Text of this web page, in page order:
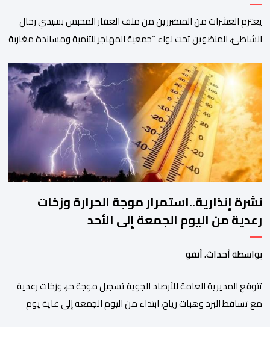
يعتزم العشرات من المتضررين من ملف العقار المحبس بسيدي رحال
الشاطئ، المنضوين تحت لواء “جمعية المهاجر للتنمية ومساندة مغاربة
أمام الملحقة الإدارية لوزارة الأوقاف والشؤون الإسلامية بحي حسان
بالرباط، وذلك للمطالبة بتسوية هذا الملف الذي ظل عالقا لسنوات
طويلة وأثار استياء واسعا في صفوف أبناء […]
نشرة إنذارية..استمرار موجة الحرارة وزخات
رعدية من اليوم الجمعة إلى الأحد
بواسطة أحداث. أنفو
تتوقع المديرية العامة للأرصاد الجوية تسجيل موجة حر، وزخات رعدية
مع تساقط البرد وهبات رياح، ابتداء من اليوم الجمعة إلى غاية يوم